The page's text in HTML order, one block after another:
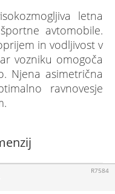
letna
avtomobile.
in vodljivost v
vozniku omogoča
Njena asimetrična
ravnovesje
R7584